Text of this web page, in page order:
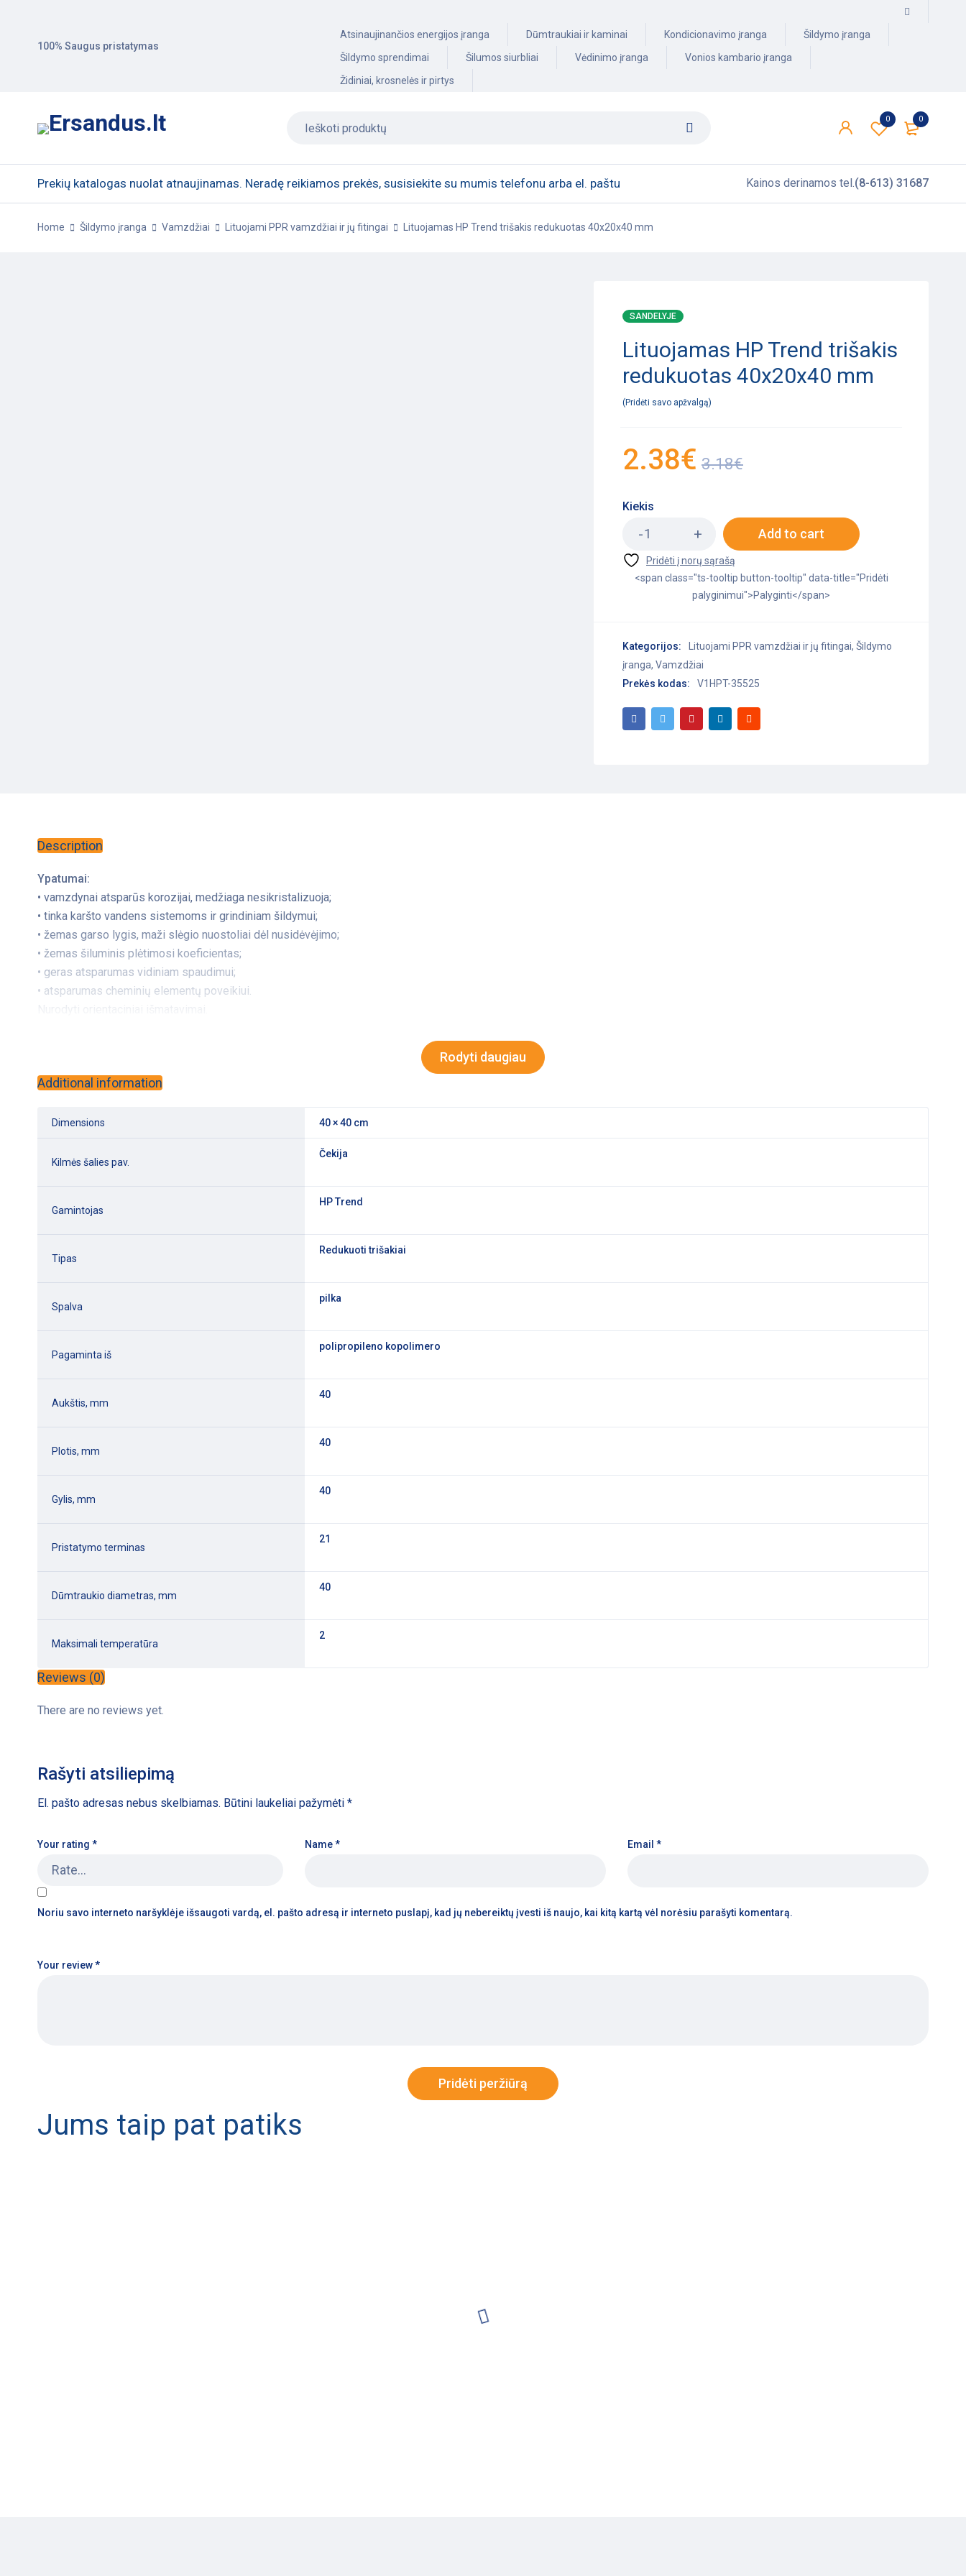
100% Saugus pristatymas
Atsinaujinančios energijos įranga Dūmtraukiai ir kaminai Kondicionavimo įranga
Šildymo įranga
Šildymo sprendimai
Šilumos siurbliai Vėdinimo įranga
Vonios kambario įranga
Židiniai, krosnelės ir pirtys
0
0
Prekių katalogas nuolat atnaujinamas. Neradę reikiamos prekės, susisiekite su mumis telefonu arba el. paštu Kainos derinamos tel.(8-613) 31687
Home Šildymo įranga Vamzdžiai Lituojami PPR vamzdžiai ir jų fitingai Lituojamas HP Trend trišakis redukuotas 40x20x40 mm
SANDELYJE
Lituojamas HP Trend trišakis
redukuotas 40x20x40 mm
Pridėti savo apžvalgą
3.18€
2.38€
Kiekis
Add to cart
<span class="ts-tooltip button-tooltip" data-title="Pridėti
palyginimui">Palyginti</span>
Kategorijos: Lituojami PPR vamzdžiai ir jų fitingai, Šildymo
įranga, Vamzdžiai
Prekės kodas:
V1HPT-35525
Description
Ypatumai:
• vamzdynai atsparūs korozijai, medžiaga nesikristalizuoja;
• tinka karšto vandens sistemoms ir grindiniam šildymui;
• žemas garso lygis, maži slėgio nuostoliai dėl nusidėvėjimo;
• žemas šiluminis plėtimosi koeficientas;
• geras atsparumas vidiniam spaudimui;
• atsparumas cheminių elementų poveikiui.
Rodyti daugiau
Additional information
Dimensions 40 × 40 cm
Kilmės šalies pav.
Čekija
Gamintojas
HP Trend
Tipas
Redukuoti trišakiai
Spalva
pilka
Pagaminta iš
polipropileno kopolimero
Aukštis, mm
40
Plotis, mm
40
Gylis, mm
40
Pristatymo terminas
21
Dūmtraukio diametras, mm
40
Maksimali temperatūra
2
Reviews (0)
There are no reviews yet.
Rašyti atsiliepimą
El. pašto adresas nebus skelbiamas. Būtini laukeliai pažymėti *
Your rating *
Your review*
Name* Email *
Noriu savo interneto naršyklėje išsaugoti vardą, el. pašto adresą ir interneto puslapį, kad jų nebereiktų įvesti iš naujo, kai kitą kartą vėl norėsiu parašyti komentarą.
Jums taip pat patiks